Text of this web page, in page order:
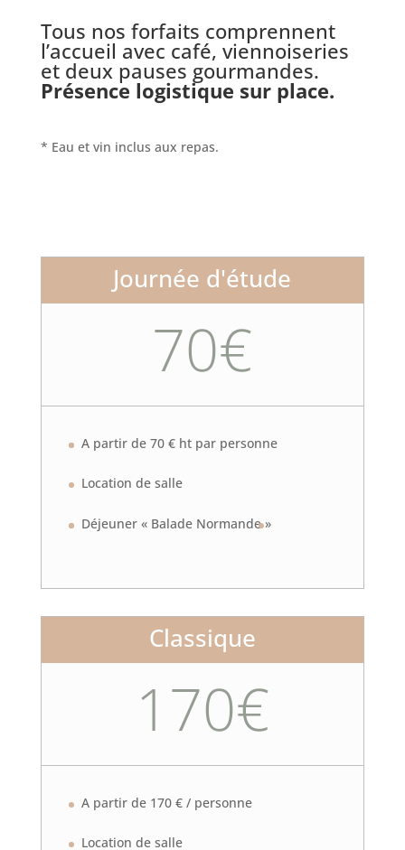
Tous nos forfaits comprennent
l’accueil avec café, viennoiseries
et deux pauses gourmandes.
Présence logistique sur place.
* Eau et vin inclus aux repas.
Journée d'étude
70€
A partir de 70 € ht par personne
Location de salle
Déjeuner « Balade Normande »
Classique
170€
A partir de 170 € / personne
Location de salle